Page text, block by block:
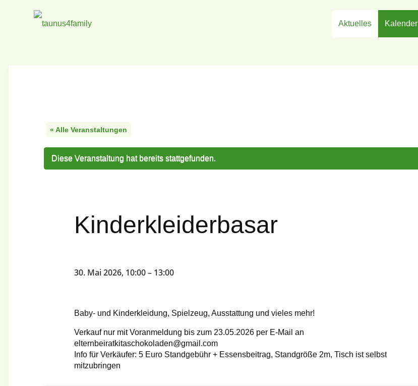
Aktuelles Kalender
« Alle Veranstaltungen
Diese Veranstaltung hat bereits stattgefunden.
Kinderkleiderbasar
30. Mai 2026, 10:00– 13:00
Baby- und Kinderkleidung, Spielzeug, Ausstattung und vieles mehr!
Verkauf nur mit Voranmeldung bis zum 23.05.2026 per E-Mail an
elternbeiratkitaschokoladen@gmail.com
Info für Verkäufer: 5 Euro Standgebühr + Essensbeitrag, Standgröße 2m, Tisch ist selbst
mitzubringen